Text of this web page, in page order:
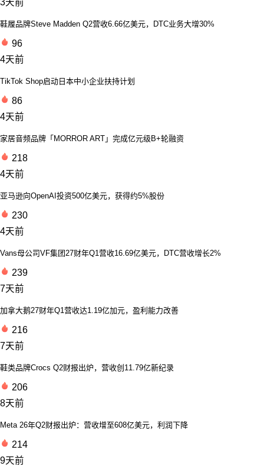
鞋履品牌Steve Madden Q2营收6.66亿美元，DTC业务大增30%
96
4天前
TikTok Shop启动日本中小企业扶持计划
86
4天前
家居音频品牌「MORROR ART」完成亿元级B+轮融资
218
4天前
亚马逊向OpenAI投资500亿美元，获得约5%股份
230
4天前
Vans母公司VF集团27财年Q1营收16.69亿美元，DTC营收增长2%
239
7天前
加拿大鹅27财年Q1营收达1.19亿加元，盈利能力改善
216
7天前
鞋类品牌Crocs Q2财报出炉，营收创11.79亿新纪录
206
8天前
Meta 26年Q2财报出炉：营收增至608亿美元，利润下降
214
9天前